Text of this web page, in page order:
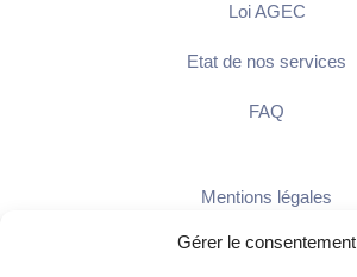
Gérer le consentement
Loi AGEC
Etat de nos services
FAQ
Mentions légales
Politique de confidentialité